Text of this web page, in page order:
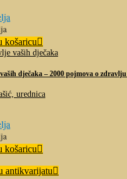
košaricu
dječaka – 2000 pojmova o
urednica
košaricu
antikvarijatu